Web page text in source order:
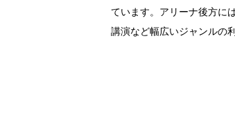
ています。アリーナ後方に
講演など幅広いジャンルの